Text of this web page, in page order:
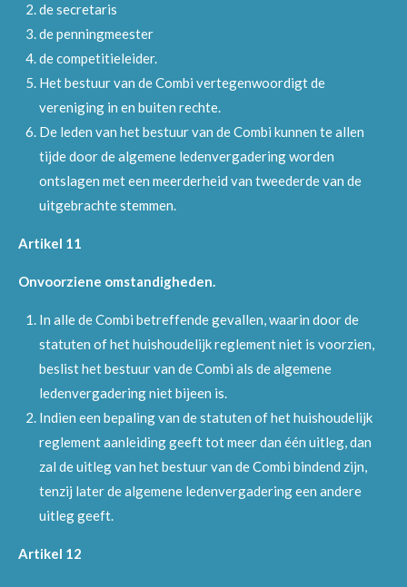
de secretaris
de penningmeester
de competitieleider.
Het bestuur van de Combi vertegenwoordigt de
vereniging in en buiten rechte.
De leden van het bestuur van de Combi kunnen te allen
tijde door de algemene ledenvergadering worden
ontslagen met een meerderheid van tweederde van de
uitgebrachte stemmen.
Artikel 11
Onvoorziene omstandigheden.
In alle de Combi betreffende gevallen, waarin door de
statuten of het huishoudelijk reglement niet is voorzien,
beslist het bestuur van de Combi als de algemene
ledenvergadering niet bijeen is.
Indien een bepaling van de statuten of het huishoudelijk
reglement aanleiding geeft tot meer dan één uitleg, dan
zal de uitleg van het bestuur van de Combi bindend zijn,
tenzij later de algemene ledenvergadering een andere
uitleg geeft.
Artikel 12